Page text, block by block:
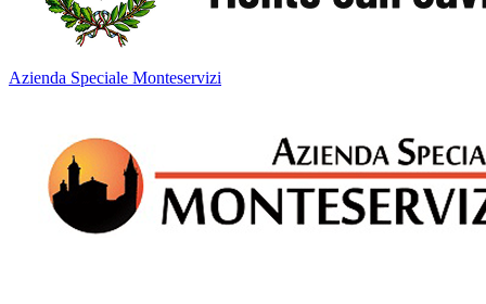
Azienda Speciale Monteservizi